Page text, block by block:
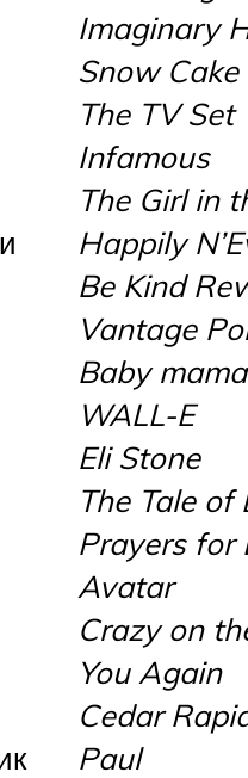
Imaginary
Snow Cake
The TV Set
Infamous
The Girl in
Happily
Be Kind
Vantage
Baby mama
WALL-E
Eli Stone
The Tale of
Prayers for
Avatar
Crazy on
You Again
Cedar
Paul